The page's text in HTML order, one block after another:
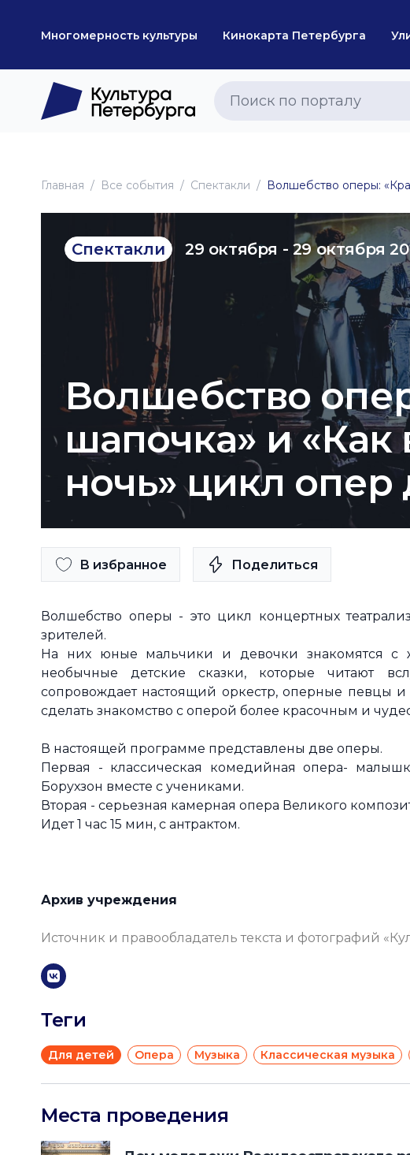
Многомерность культуры Кинокарта Петербурга
Главная Все события Спектакли Волшебство оперы:
Спектакли 29 октября - 29 октября
Волшебство
шапочка» и
ночь» цикл
В избранное Поделиться
Волшебство оперы - это цикл концертных
зрителей.
На них юные мальчики и девочки знакомятся
необычные детские сказки, которые читают
сопровождает настоящий оркестр, оперные певцы
сделать знакомство с оперой более красочным и
В настоящей программе представлены две оперы.
Первая - классическая комедийная опера-
Борухзон вместе с учениками.
Вторая - серьезная камерная опера Великого
Идет 1 час 15 мин, с антрактом.
Архив учреждения
Источник и правообладатель текста и фотографий
Теги
Для детей Опера Музыка Классическая музыка
Места проведения